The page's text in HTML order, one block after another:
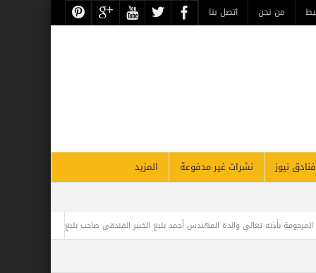
اتصل بنا
نشرات غير مدفوعة
المزيد
أحمد بلبع الخبير الفندقي صاحب بلبع جروب
مغامر مصري يحطم الرقم